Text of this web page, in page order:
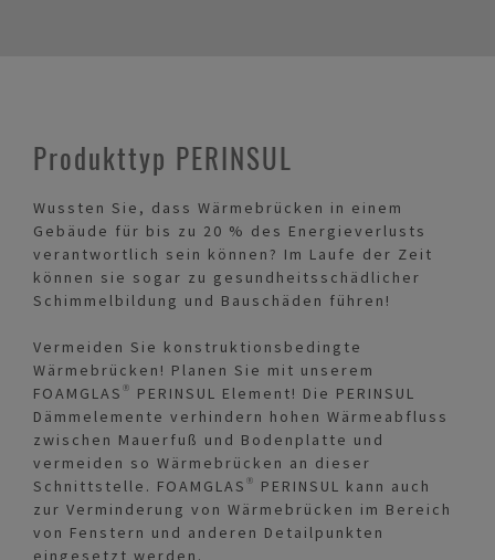
Produkttyp PERINSUL
Wussten Sie, dass Wärmebrücken in einem
Gebäude für bis zu 20 % des Energieverlusts
verantwortlich sein können? Im Laufe der Zeit
können sie sogar zu gesundheitsschädlicher
Schimmelbildung und Bauschäden führen!
Vermeiden Sie konstruktionsbedingte
Wärmebrücken! Planen Sie mit unserem
FOAMGLAS® PERINSUL Element! Die PERINSUL
Dämmelemente verhindern hohen Wärmeabfluss
zwischen Mauerfuß und Bodenplatte und
vermeiden so Wärmebrücken an dieser
Schnittstelle. FOAMGLAS® PERINSUL kann auch
zur Verminderung von Wärmebrücken im Bereich
von Fenstern und anderen Detailpunkten
eingesetzt werden.